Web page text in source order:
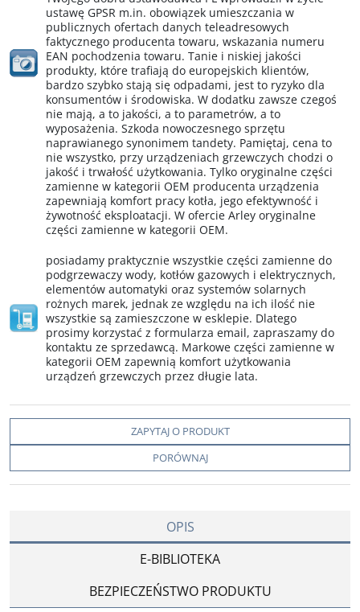
ustawę GPSR m.in. obowiązek umieszczania w
publicznych ofertach danych teleadresowych
faktycznego producenta towaru, wskazania numeru
EAN pochodzenia towaru. Tanie i niskiej jakości
produkty, które trafiają do europejskich klientów,
bardzo szybko stają się odpadami, jest to ryzyko dla
konsumentów i środowiska. W dodatku zawsze czegoś
nie mają, a to jakości, a to parametrów, a to
wyposażenia. Szkoda nowoczesnego sprzętu
naprawianego synonimem tandety. Pamiętaj, cena to
nie wszystko, przy urządzeniach grzewczych chodzi o
jakość i trwałość użytkowania. Tylko oryginalne części
zamienne w kategorii OEM producenta urządzenia
zapewniają komfort pracy kotła, jego efektywność i
żywotność eksploatacji. W ofercie Arley oryginalne
części zamienne w kategorii OEM.
posiadamy praktycznie wszystkie części zamienne do
podgrzewaczy wody, kotłów gazowych i elektrycznych,
elementów automatyki oraz systemów solarnych
rożnych marek, jednak ze względu na ich ilość nie
wszystkie są zamieszczone w esklepie. Dlatego
prosimy korzystać z formularza email, zapraszamy do
kontaktu ze sprzedawcą. Markowe części zamienne w
kategorii OEM zapewnią komfort użytkowania
urządzeń grzewczych przez długie lata.
ZAPYTAJ O PRODUKT
PORÓWNAJ
OPIS
E-BIBLIOTEKA
BEZPIECZEŃSTWO PRODUKTU